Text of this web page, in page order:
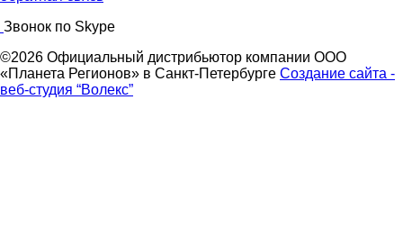
Звонок по Skype
©2026 Официальный дистрибьютор компании ООО
«Планета Регионов» в Санкт-Петербурге Создание сайта -
веб-студия “Волекс”